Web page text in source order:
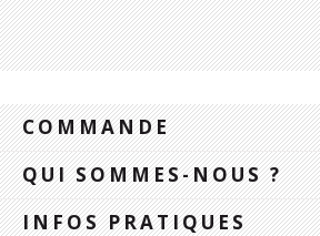
COMMANDE
QUI SOMMES-NOUS ?
INFOS PRATIQUES